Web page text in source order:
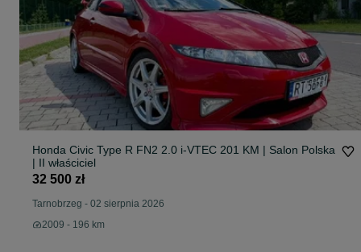
Honda Civic Type R FN2 2.0 i-VTEC 201 KM | Salon Polska
| II właściciel
32 500 zł
Tarnobrzeg - 02 sierpnia 2026
2009 - 196 km